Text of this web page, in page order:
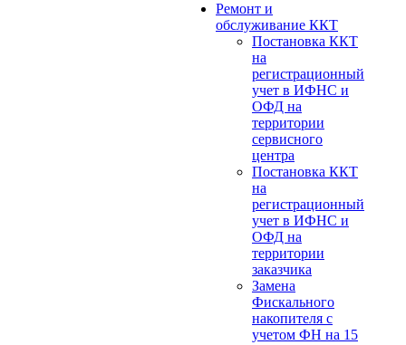
Ремонт и
обслуживание ККТ
Постановка ККТ
на
регистрационный
учет в ИФНС и
ОФД на
территории
сервисного
центра
Постановка ККТ
на
регистрационный
учет в ИФНС и
ОФД на
территории
заказчика
Замена
Фискального
накопителя с
учетом ФН на 15